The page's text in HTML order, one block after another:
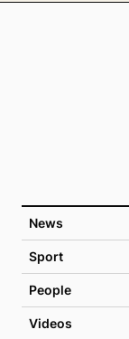
News
Sport
People
Videos